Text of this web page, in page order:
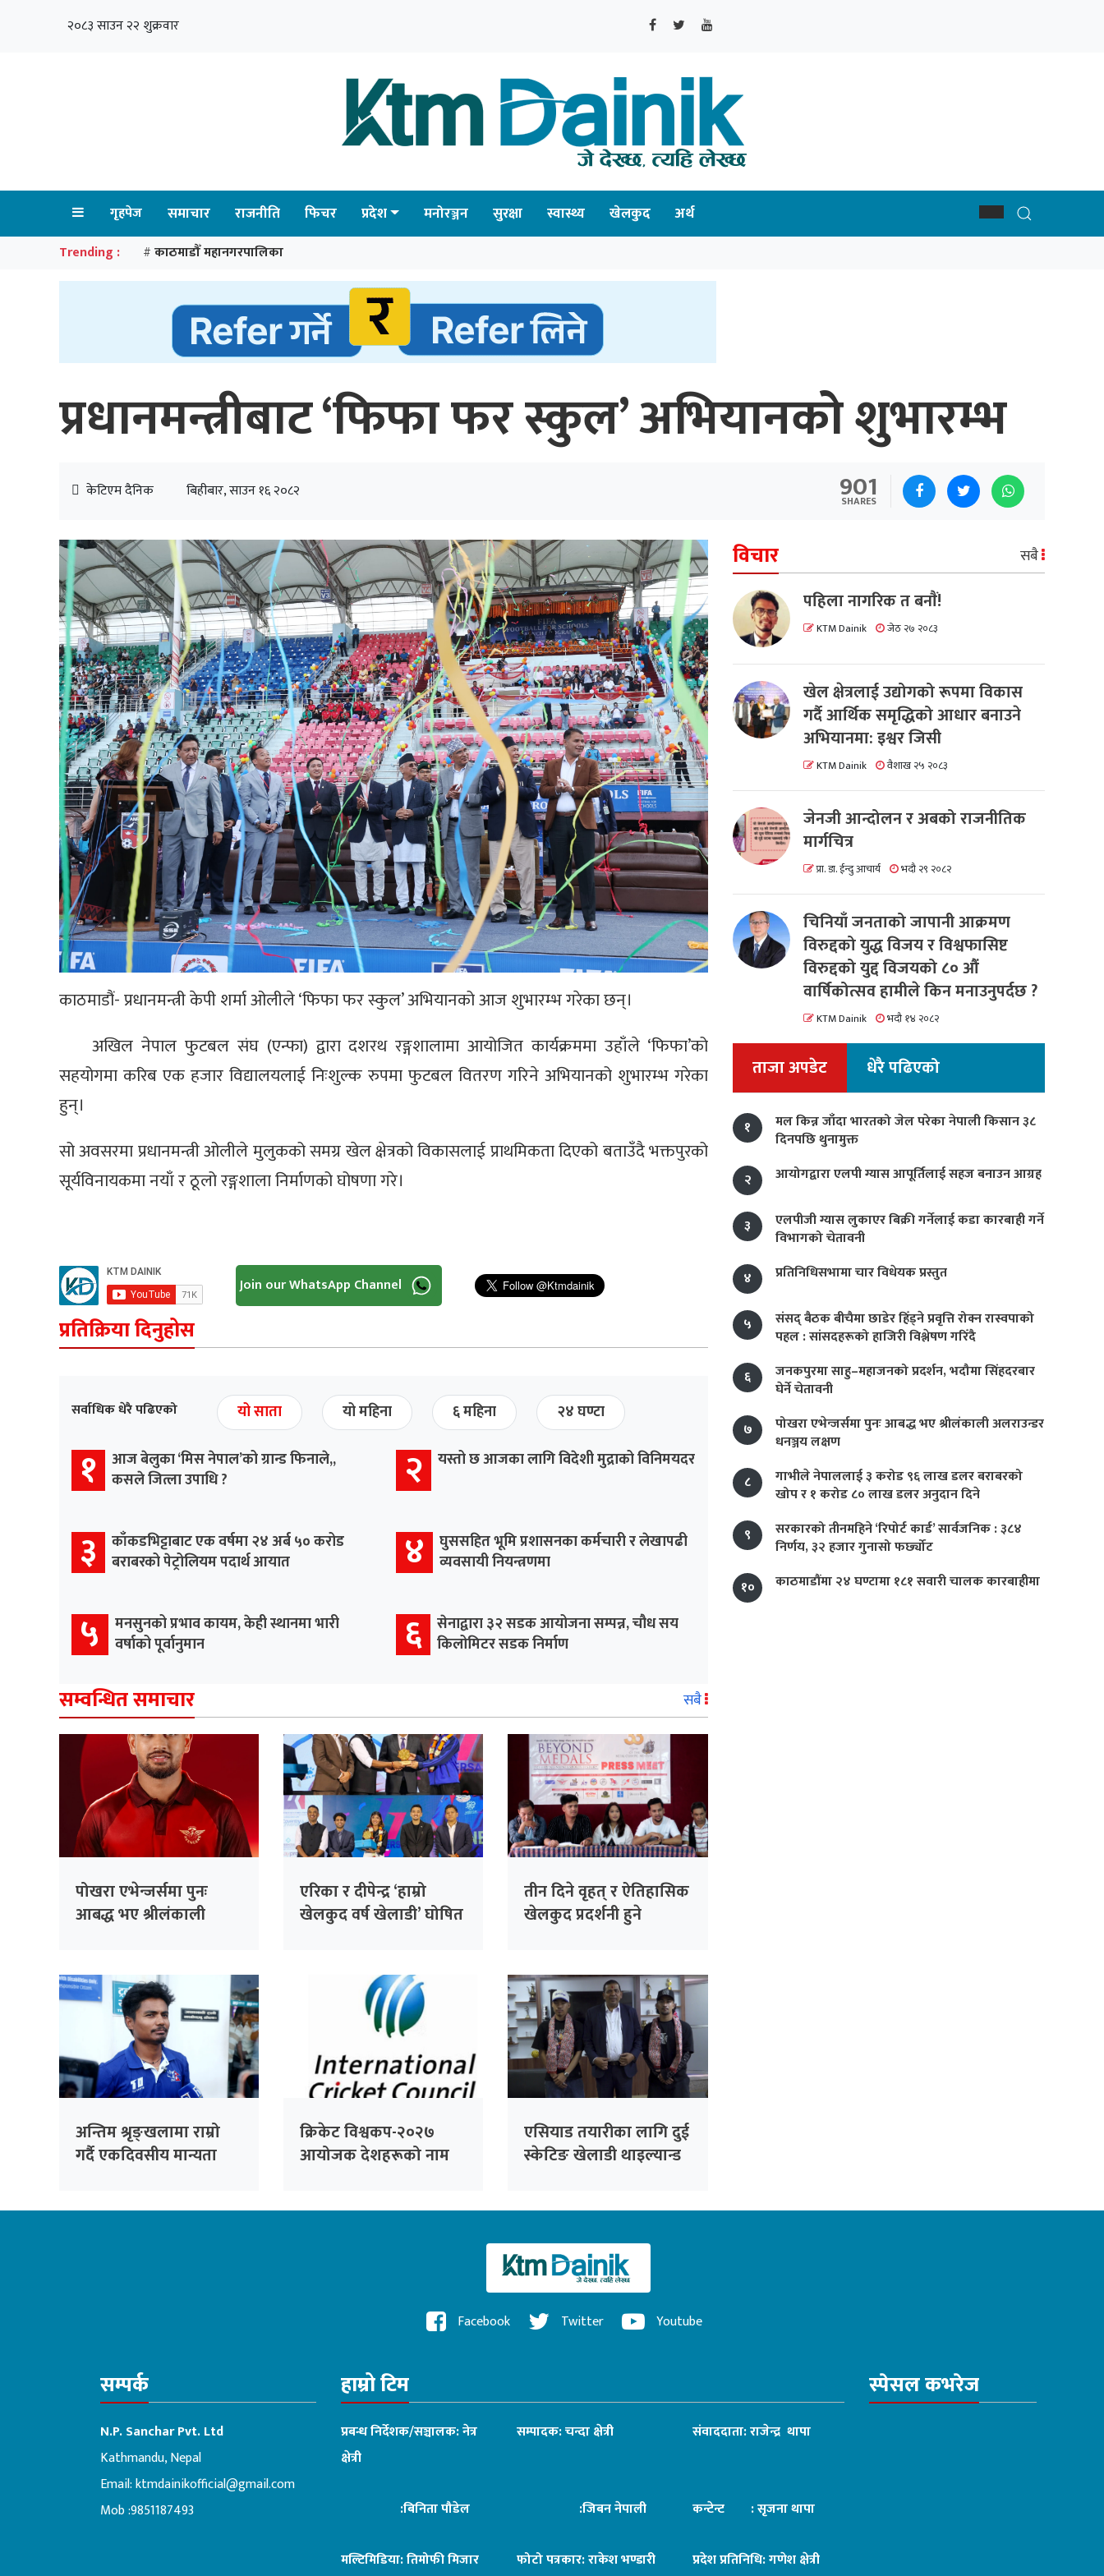
२०८३ साउन २२ शुक्रवार
गृहपेज समाचार राजनीति फिचर प्रदेश मनोरञ्जन सुरक्षा स्वास्थ्य खेलकुद अर्थ
Trending : # काठमाडौँ महानगरपालिका
प्रधानमन्त्रीबाट ‘फिफा फर स्कुल’ अभियानको शुभारम्भ
केटिएम दैनिक बिहीबार, साउन १६ २०८२ 901
SHARES
काठमाडौं- प्रधानमन्त्री केपी शर्मा ओलीले ‘फिफा फर स्कुल’ अभियानको आज शुभारम्भ गरेका छन्।
अखिल नेपाल फुटबल संघ (एन्फा) द्वारा दशरथ रङ्गशालामा आयोजित कार्यक्रममा उहाँले ‘फिफा’को
सहयोगमा करिब एक हजार विद्यालयलाई निःशुल्क रुपमा फुटबल वितरण गरिने अभियानको शुभारम्भ गरेका
हुन्।
सो अवसरमा प्रधानमन्त्री ओलीले मुलुकको समग्र खेल क्षेत्रको विकासलाई प्राथमिकता दिएको बताउँदै भक्तपुरको
सूर्यविनायकमा नयाँ र ठूलो रङ्गशाला निर्माणको घोषणा गरे।
Join our WhatsApp Channel
प्रतिक्रिया दिनुहोस
सर्वाधिक धेरै पढिएको यो साता यो महिना ६ महिना २४ घण्टा
१
आज बेलुका ‘मिस नेपाल’को ग्रान्ड फिनाले,,
कसले जित्ला उपाधि ?
२ यस्तो छ आजका लागि विदेशी मुद्राको विनिमयदर
३
काँकडभिट्टाबाट एक वर्षमा २४ अर्ब ५० करोड
बराबरको पेट्रोलियम पदार्थ आयात
४
घुससहित भूमि प्रशासनका कर्मचारी र लेखापढी
व्यवसायी नियन्त्रणमा
५
मनसुनको प्रभाव कायम, केही स्थानमा भारी
वर्षाको पूर्वानुमान
६ सेनाद्वारा ३२ सडक आयोजना सम्पन्न, चौध सय
किलोमिटर सडक निर्माण
सम्वन्धित समाचार सबै
पोखरा एभेन्जर्समा पुनः
आबद्ध भए श्रीलंकाली
एरिका र दीपेन्द्र ‘हाम्रो
खेलकुद वर्ष खेलाडी’ घोषित
तीन दिने वृहत् र ऐतिहासिक
खेलकुद प्रदर्शनी हुने
अन्तिम श्रृङ्खलामा राम्रो
गर्दै एकदिवसीय मान्यता
क्रिकेट विश्वकप-२०२७
आयोजक देशहरूको नाम
एसियाड तयारीका लागि दुई
स्केटिङ खेलाडी थाइल्यान्ड
विचार सबै
पहिला नागरिक त बनाैं!
KTM Dainik जेठ २७ २०८३
खेल क्षेत्रलाई उद्योगको रूपमा विकास
गर्दै आर्थिक समृद्धिको आधार बनाउने
अभियानमा: इश्वर जिसी
KTM Dainik वैशाख २५ २०८३
जेनजी आन्दोलन र अबको राजनीतिक
मार्गचित्र
प्रा. डा. ईन्दु आचार्य भदौ २९ २०८२
चिनियाँ जनताको जापानी आक्रमण
विरुद्दको युद्ध विजय र विश्वफासिष्ट
विरुद्दको युद्द विजयको ८० औं
वार्षिकोत्सव हामीले किन मनाउनुपर्दछ ?
KTM Dainik भदौ १४ २०८२
ताजा अपडेट धेरै पढिएको
१
मल किन्न जाँदा भारतको जेल परेका नेपाली किसान ३८
दिनपछि थुनामुक्त
२
आयोगद्वारा एलपी ग्यास आपूर्तिलाई सहज बनाउन आग्रह
३
एलपीजी ग्यास लुकाएर बिक्री गर्नेलाई कडा कारबाही गर्ने
विभागको चेतावनी
४
प्रतिनिधिसभामा चार विधेयक प्रस्तुत
५
संसद् बैठक बीचैमा छाडेर हिँड्ने प्रवृत्ति रोक्न रास्वपाको
पहल : सांसदहरूको हाजिरी विश्लेषण गरिँदै
६
जनकपुरमा साहु–महाजनको प्रदर्शन, भदौमा सिंहदरबार
घेर्ने चेतावनी
७
पोखरा एभेन्जर्समा पुनः आबद्ध भए श्रीलंकाली अलराउन्डर
धनञ्जय लक्षण
८
गाभीले नेपाललाई ३ करोड ९६ लाख डलर बराबरको
खोप र १ करोड ८० लाख डलर अनुदान दिने
९
सरकारको तीनमहिने ‘रिपोर्ट कार्ड’ सार्वजनिक : ३८४
निर्णय, ३२ हजार गुनासो फर्छ्योट
१०
काठमाडौंमा २४ घण्टामा १८१ सवारी चालक कारबाहीमा
Facebook Twitter Youtube
सम्पर्क
N.P. Sanchar Pvt. Ltd
Kathmandu, Nepal
Email:ktmdainikofficial@gmail.com
Mob :9851187493
हाम्रो टिम
प्रबन्ध निर्देशक/सञ्चालक: नेत्र
क्षेत्री
सम्पादक: चन्दा क्षेत्री संवाददाता: राजेन्द्र थापा
:बिनिता पौडेल :जिबन नेपाली कन्टेन्ट : सृजना थापा
मल्टिमिडिया: तिमोफी मिजार
फोटो पत्रकार: राकेश भण्डारी
प्रदेश प्रतिनिधि: गणेश क्षेत्री
स्पेसल कभरेज